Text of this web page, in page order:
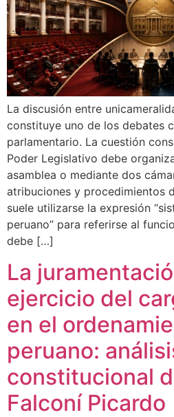
La discusión entre
constituye uno de los debates
parlamentario. La cuestión
Poder Legislativo debe
asamblea o mediante dos
atribuciones y procedimientos
suele utilizarse la expresión
peruano” para referirse al
debe […]
La
ejercicio del
en el
peruano:
constitucional
Falconí Picardo